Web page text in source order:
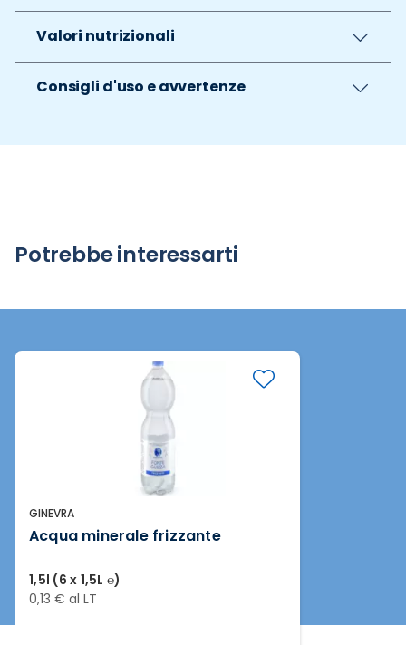
Valori nutrizionali
Consigli d'uso e avvertenze
Potrebbe interessarti
GINEVRA
Acqua minerale frizzante
1,5l (6 x 1,5L ℮)
0,13 € al LT